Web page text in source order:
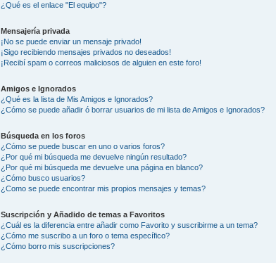
¿Qué es el enlace "El equipo"?
Mensajería privada
¡No se puede enviar un mensaje privado!
¡Sigo recibiendo mensajes privados no deseados!
¡Recibí spam o correos maliciosos de alguien en este foro!
Amigos e Ignorados
¿Qué es la lista de Mis Amigos e Ignorados?
¿Cómo se puede añadir ó borrar usuarios de mi lista de Amigos e Ignorados?
Búsqueda en los foros
¿Cómo se puede buscar en uno o varios foros?
¿Por qué mi búsqueda me devuelve ningún resultado?
¿Por qué mi búsqueda me devuelve una página en blanco?
¿Cómo busco usuarios?
¿Como se puede encontrar mis propios mensajes y temas?
Suscripción y Añadido de temas a Favoritos
¿Cuál es la diferencia entre añadir como Favorito y suscribirme a un tema?
¿Cómo me suscribo a un foro o tema específico?
¿Cómo borro mis suscripciones?